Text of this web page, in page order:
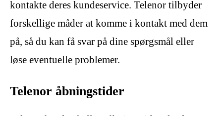
kontakte deres kundeservice. Telenor tilbyder
forskellige måder at komme i kontakt med dem
på, så du kan få svar på dine spørgsmål eller
løse eventuelle problemer.
Telenor åbningstider